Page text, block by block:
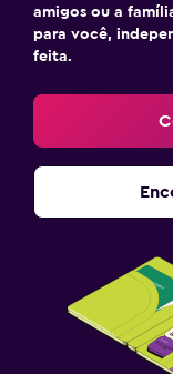
amigos ou a
para você,
feita.